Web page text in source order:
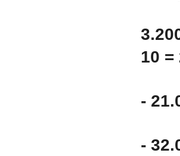
10 =
-
-